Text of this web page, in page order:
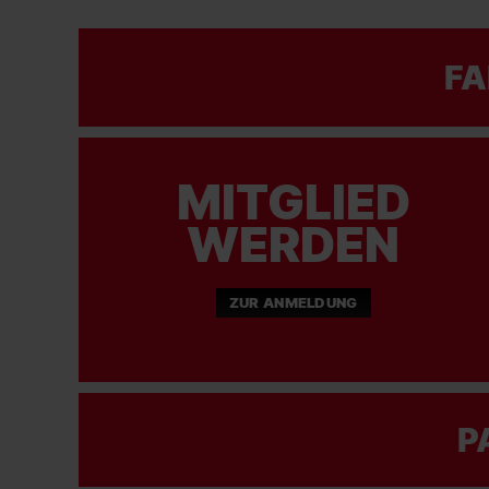
MITGLIED
WERDEN
ZUR ANMELDUNG